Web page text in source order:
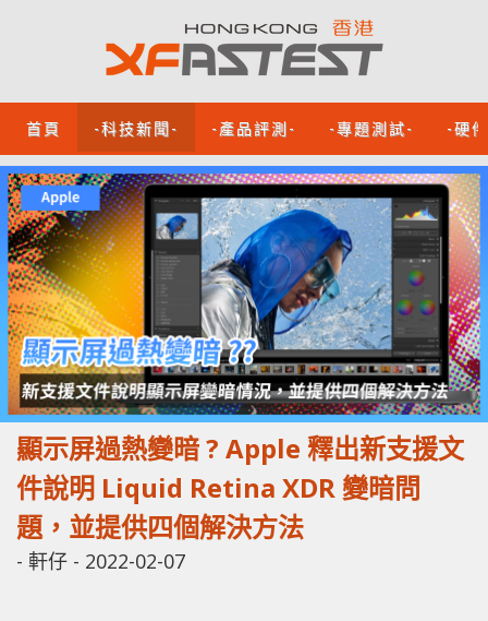
首頁 -科技新聞- -產品評測- -專題測試- -硬
顯示屏過熱變暗 ? Apple 釋出新支援文
件說明 Liquid Retina XDR 變暗問
題，並提供四個解決方法
- 軒仔 - 2022-02-07